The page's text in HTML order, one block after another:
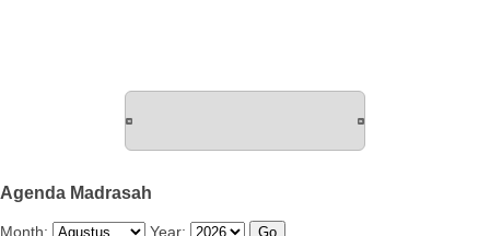
Agenda Madrasah
Month: Year: